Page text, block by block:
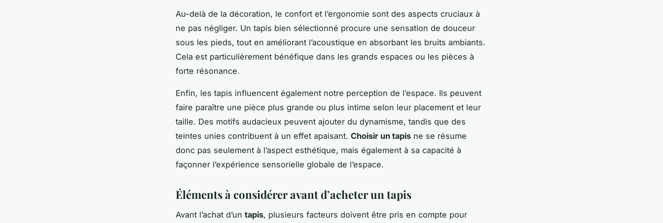
Au-delà de la décoration, le confort et l’ergonomie sont des aspects cruciaux à
ne pas négliger. Un tapis bien sélectionné procure une sensation de douceur
sous les pieds, tout en améliorant l’acoustique en absorbant les bruits ambiants.
Cela est particulièrement bénéfique dans les grands espaces ou les pièces à
forte résonance.
Enfin, les tapis influencent également notre perception de l’espace. Ils peuvent
faire paraître une pièce plus grande ou plus intime selon leur placement et leur
taille. Des motifs audacieux peuvent ajouter du dynamisme, tandis que des
teintes unies contribuent à un effet apaisant. Choisir un tapis ne se résume
donc pas seulement à l’aspect esthétique, mais également à sa capacité à
façonner l’expérience sensorielle globale de l’espace.
Éléments à considérer avant d’acheter un tapis
Avant l’achat d’un tapis, plusieurs facteurs doivent être pris en compte pour